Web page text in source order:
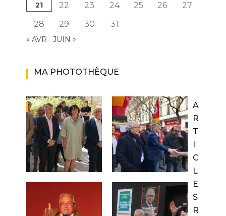
21 22 23 24 25 26
27
28
29 30 31
« AVR JUIN »
MA PHOTOTHÈQUE
A
R
T
C
L
E
S
R